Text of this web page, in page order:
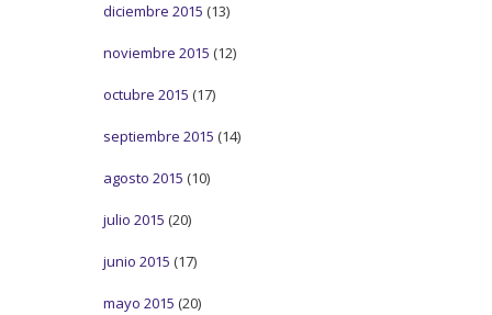
diciembre 2015 (13)
noviembre 2015 (12)
octubre 2015 (17)
septiembre 2015 (14)
agosto 2015 (10)
julio 2015 (20)
junio 2015 (17)
mayo 2015 (20)